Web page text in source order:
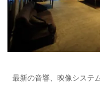
最新の音響、映像システ